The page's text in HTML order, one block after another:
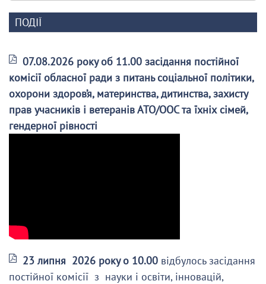
ПОДІЇ
07.08.2026 року об 11.00 засідання постійної
комісії обласної ради з питань соціальної політики,
охорони здоров’я, материнства, дитинства, захисту
прав учасників і ветеранів АТО/ООС та їхніх сімей,
гендерної рівності
23 липня 2026 року о 10.00 відбулось засідання
постійної комісії з науки і освіти, інновацій,